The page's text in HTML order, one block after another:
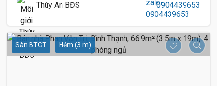
Thúy An BĐS 0904439653
Sàn BTCT Hẻm (3 m)